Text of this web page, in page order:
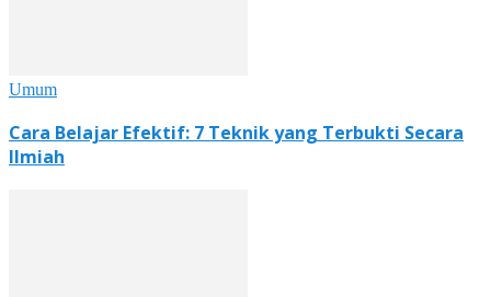
Umum
Cara Belajar Efektif: 7 Teknik yang Terbukti Secara
Ilmiah